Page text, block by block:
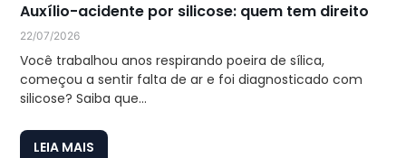
Auxílio-acidente por silicose: quem tem direito
22/07/2026
Você trabalhou anos respirando poeira de sílica,
começou a sentir falta de ar e foi diagnosticado com
silicose? Saiba que...
LEIA MAIS